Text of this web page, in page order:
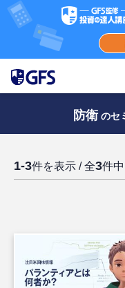
防衛 のセ
1-3件を表示 / 全3件中